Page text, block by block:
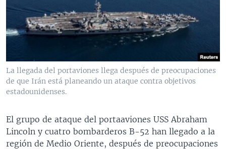
VENEZUELA
BRASIL
NICARAGUA
ECONOMÍA
ENTRETENIMIENTO Y CULTURA
DEPORTES
CIENCIA Y SALUD
MULTIMEDIA
VIDEOS
AUDIOS
PROGRAMAS TV
FORO INTERAMERICANO
VISIÓN 360
PANORAMA
AVANCE INFORMATIVO
AUDIONOTICIAS
ESTADOS UNIDOS AL DÍA
EL MUNDO AL DÍA [RADIO]
DIRECT
DOCUMENTALES DE LA VOA
SÍGANOS
La llegada del portaviones llega después de preocupaciones
de que Irán está planeando un ataque contra objetivos
estadounidenses.
El grupo de ataque del portaaviones USS Abraham
Lincoln y cuatro bombarderos B-52 han llegado a la
región de Medio Oriente, después de preocupaciones